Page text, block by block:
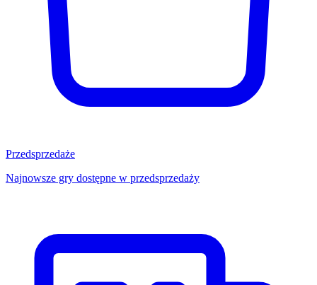
Przedsprzedaże
Najnowsze gry dostępne w przedsprzedaży